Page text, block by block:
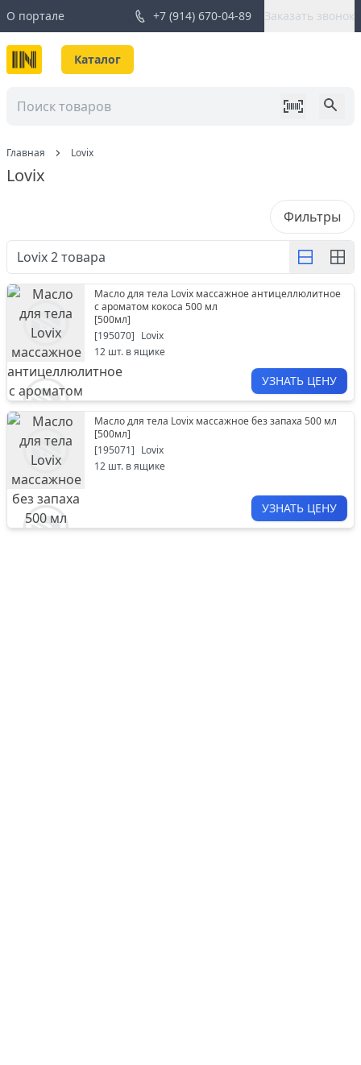
О портале +7 (914) 670-04-89 Заказать звонок
Каталог
Главная Lovix
Lovix
Фильтры
Lovix2товара
Масло для тела Lovix массажное антицеллюлитное
с ароматом кокоса 500 мл
[500мл]
[195070] Lovix
12 шт. в ящике
УЗНАТЬ ЦЕНУ
Масло для тела Lovix массажное без запаха 500 мл
[500мл]
[195071] Lovix
12 шт. в ящике
УЗНАТЬ ЦЕНУ